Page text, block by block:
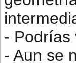
- Podrías
- Aun se